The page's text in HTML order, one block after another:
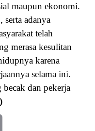
maupun ekonomi.
adanya
telah
merasa kesulitan
karena
selama ini.
becak dan pekerja